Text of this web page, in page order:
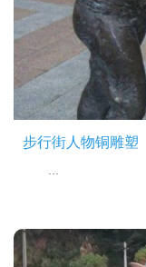
步行街人物铜雕塑